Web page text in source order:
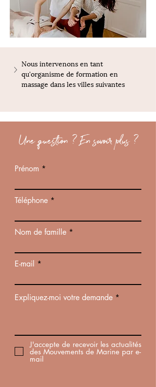
Nous intervenons en tant
qu'organisme de formation en
massage dans les villes suivantes
Une question ? En savoir plus ?
Prénom
Téléphone
Nom de famille
E-mail
Expliquez-moi votre demande
J'accepte de recevoir les actualités
des Mouvements de Marine par e-
mail